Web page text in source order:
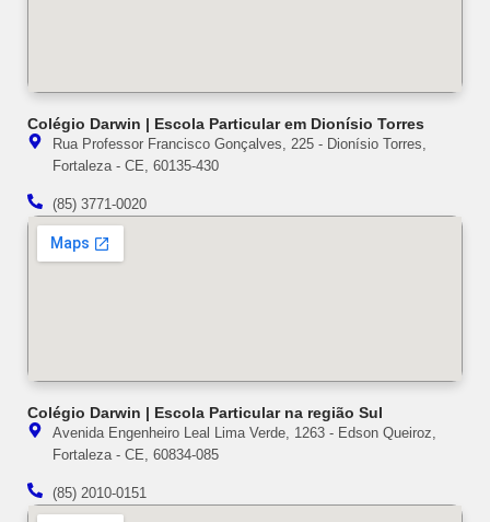
Colégio Darwin | Escola Particular em Dionísio Torres
Rua Professor Francisco Gonçalves, 225 - Dionísio Torres,
Fortaleza - CE, 60135-430
(85) 3771-0020
Colégio Darwin | Escola Particular na região Sul
Avenida Engenheiro Leal Lima Verde, 1263 - Edson Queiroz,
Fortaleza - CE, 60834-085
(85) 2010-0151